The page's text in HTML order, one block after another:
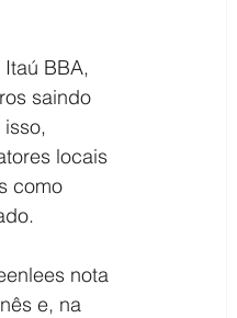
BBA,
saindo
locais
como
nota
e, na